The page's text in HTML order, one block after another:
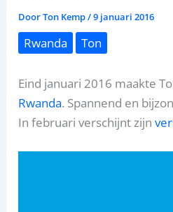
DoorTon Kemp/9 januari 2016
Rwanda Ton
Eind januari 2016 maakte
Rwanda. Spannend en
In februari verschijnt zijn